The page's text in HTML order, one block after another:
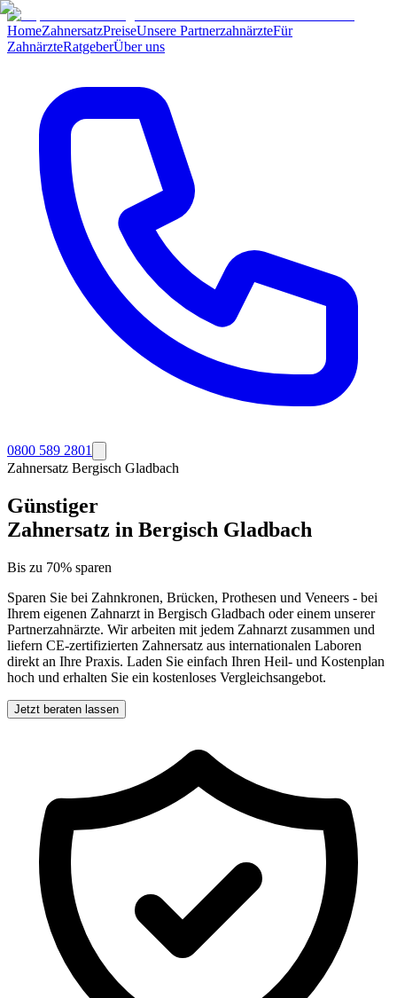
HomeZahnersatzPreiseUnsere PartnerzahnärzteFür
ZahnärzteRatgeberÜber uns
0800 589 2801
Zahnersatz Bergisch Gladbach
Günstiger
Zahnersatz in Bergisch Gladbach
Bis zu 70% sparen
Sparen Sie bei Zahnkronen, Brücken, Prothesen und Veneers - bei
Ihrem eigenen Zahnarzt in Bergisch Gladbach oder einem unserer
Partnerzahnärzte. Wir arbeiten mit jedem Zahnarzt zusammen und
liefern CE-zertifizierten Zahnersatz aus internationalen Laboren
direkt an Ihre Praxis. Laden Sie einfach Ihren Heil- und Kostenplan
hoch und erhalten Sie ein kostenloses Vergleichsangebot.
Jetzt beraten lassen